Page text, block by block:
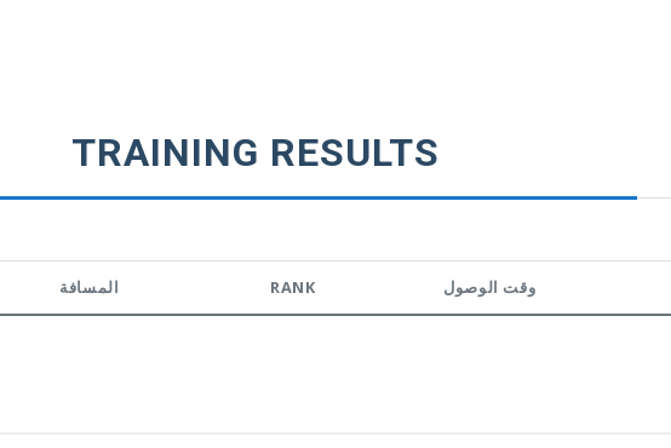
TRAINING RESULTS
المسافة RANK وقت الوصول